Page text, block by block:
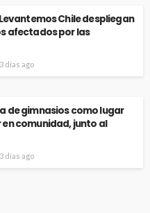
Chile despliegan
afectados por las
3 días ago
de gimnasios como lugar
comunidad, junto al
3 días ago